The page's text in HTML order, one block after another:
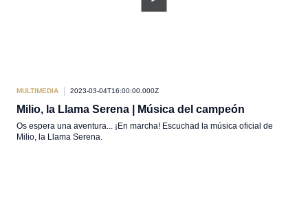
MULTIMEDIA 2023-03-04T16:00:00.000Z
Milio, la Llama Serena | Música del campeón
Os espera una aventura... ¡En marcha! Escuchad la música oficial de
Milio, la Llama Serena.